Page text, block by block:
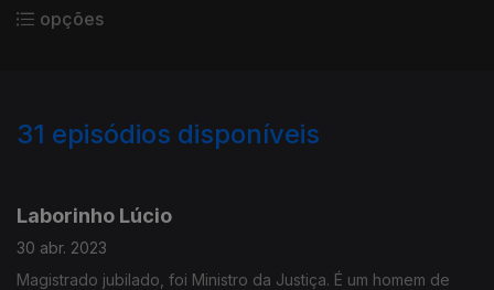
animação.
opções
31 episódios disponíveis
Laborinho Lúcio
30 abr. 2023
Magistrado jubilado, foi Ministro da Justiça. É um homem de